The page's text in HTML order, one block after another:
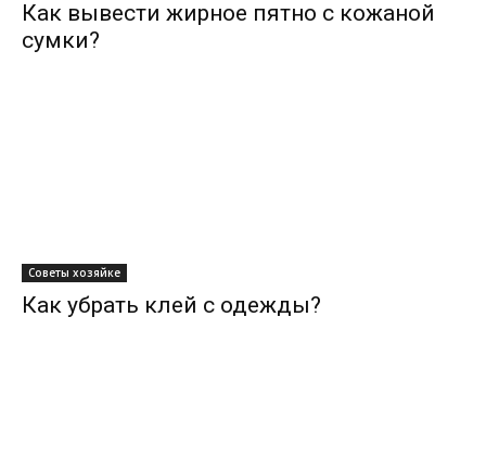
Как вывести жирное пятно с кожаной
сумки?
Советы хозяйке
Как убрать клей с одежды?